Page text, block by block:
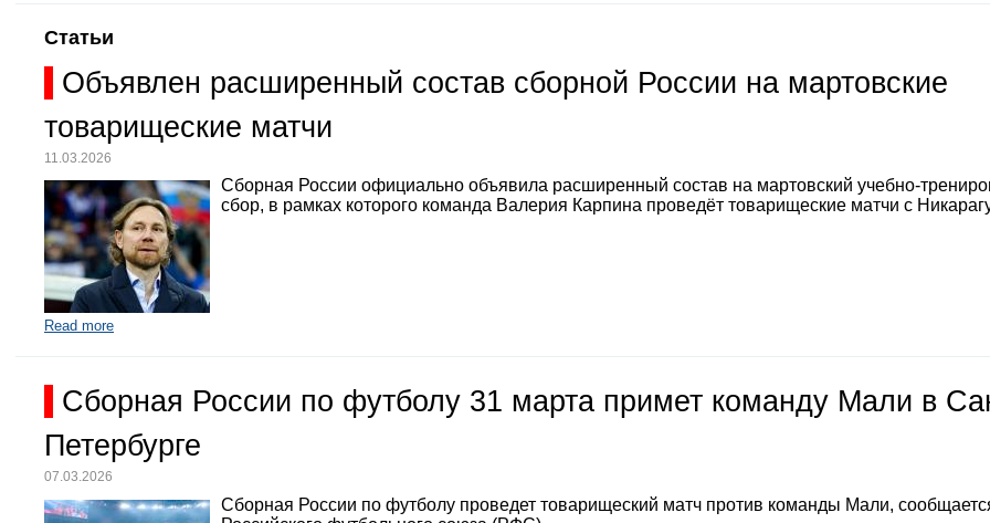
Статьи
Объявлен расширенный состав сборной России на мартовские
товарищеские матчи
11.03.2026
Сборная России официально объявила расширенный состав на мартовский учебно-
сбор, в рамках которого команда Валерия Карпина проведёт товарищеские матчи с
Read more
Сборная России по футболу 31 марта примет команду Мали в
Петербурге
07.03.2026
Сборная России по футболу проведет товарищеский матч против команды Мали,